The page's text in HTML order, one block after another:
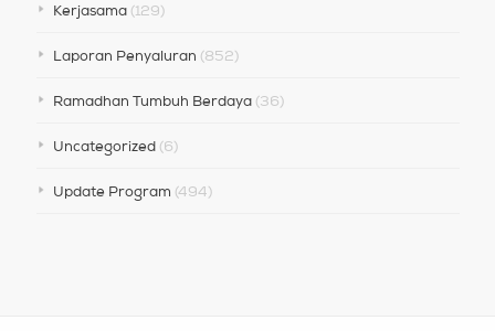
Kerjasama(129)
Laporan Penyaluran (852)
Ramadhan Tumbuh Berdaya(36)
Uncategorized(6)
Update Program (494)